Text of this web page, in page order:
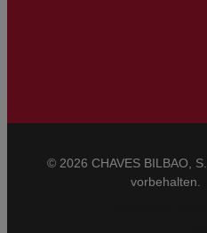
© 2026 CHAVES BILBAO,
vorbehalten.